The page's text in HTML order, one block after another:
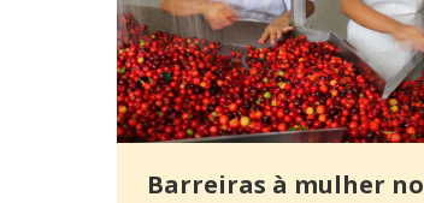
Barreiras à mulher no